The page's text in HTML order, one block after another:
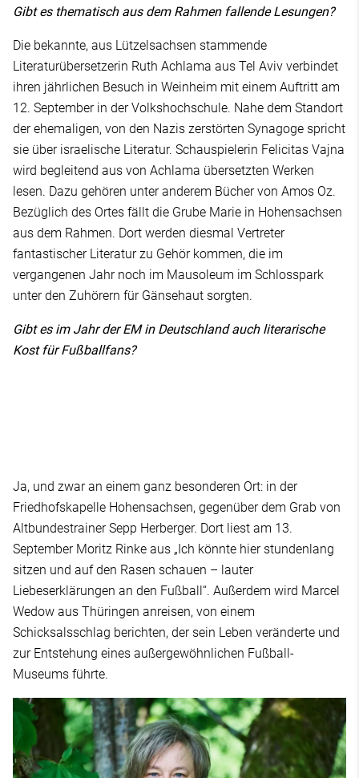
Gibt es thematisch aus dem Rahmen fallende Lesungen?
Die bekannte, aus Lützelsachsen stammende
Literaturübersetzerin Ruth Achlama aus Tel Aviv verbindet
ihren jährlichen Besuch in Weinheim mit einem Auftritt am
12. September in der Volkshochschule. Nahe dem Standort
der ehemaligen, von den Nazis zerstörten Synagoge spricht
sie über israelische Literatur. Schauspielerin Felicitas Vajna
wird begleitend aus von Achlama übersetzten Werken
lesen. Dazu gehören unter anderem Bücher von Amos Oz.
Bezüglich des Ortes fällt die Grube Marie in Hohensachsen
aus dem Rahmen. Dort werden diesmal Vertreter
fantastischer Literatur zu Gehör kommen, die im
vergangenen Jahr noch im Mausoleum im Schlosspark
unter den Zuhörern für Gänsehaut sorgten.
Gibt es im Jahr der EM in Deutschland auch literarische
Kost für Fußballfans?
Ja, und zwar an einem ganz besonderen Ort: in der
Friedhofskapelle Hohensachsen, gegenüber dem Grab von
Altbundestrainer Sepp Herberger. Dort liest am 13.
September Moritz Rinke aus „Ich könnte hier stundenlang
sitzen und auf den Rasen schauen – lauter
Liebeserklärungen an den Fußball“. Außerdem wird Marcel
Wedow aus Thüringen anreisen, von einem
Schicksalsschlag berichten, der sein Leben veränderte und
zur Entstehung eines außergewöhnlichen Fußball-
Museums führte.